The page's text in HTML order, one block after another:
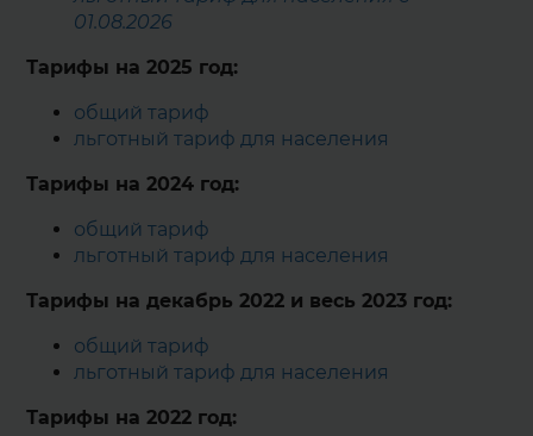
01.08.2026
Тарифы на 2025 год:
общий тариф
льготный тариф для населения
Тарифы на 2024 год:
общий тариф
льготный тариф для населения
Тарифы на декабрь 2022 и весь 2023 год:
общий тариф
льготный тариф для населения
Тарифы на 2022 год: